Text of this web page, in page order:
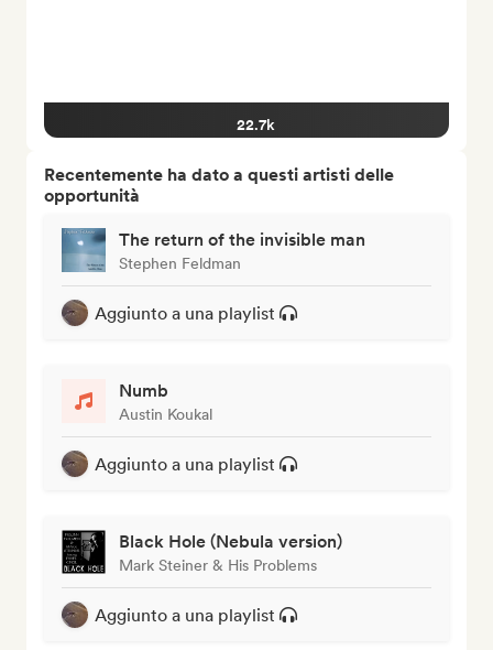
22.7k
Recentemente ha dato a questi artisti delle
opportunità
The return of the invisible man
Stephen Feldman
Aggiunto a una playlist
Numb
Austin Koukal
Aggiunto a una playlist
Black Hole (Nebula version)
Mark Steiner & His Problems
Aggiunto a una playlist